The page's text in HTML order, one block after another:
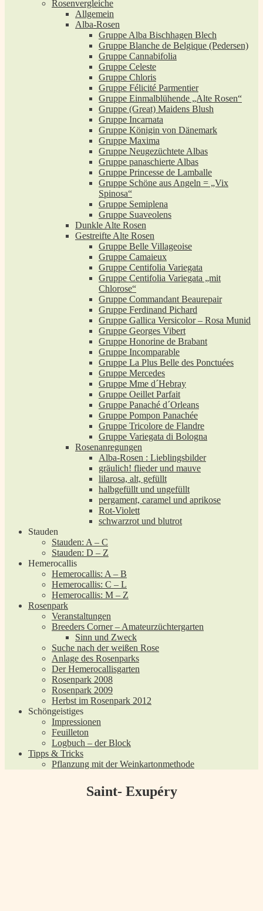
Rosenvergleiche
Allgemein
Alba-Rosen
Gruppe Alba Bischhagen Blech
Gruppe Blanche de Belgique (Pedersen)
Gruppe Cannabifolia
Gruppe Celeste
Gruppe Chloris
Gruppe Félicité Parmentier
Gruppe Einmalblühende „Alte Rosen“
Gruppe (Great) Maidens Blush
Gruppe Incarnata
Gruppe Königin von Dänemark
Gruppe Maxima
Gruppe Neugezüchtete Albas
Gruppe panaschierte Albas
Gruppe Princesse de Lamballe
Gruppe Schöne aus Angeln = „Vix
Spinosa“
Gruppe Semiplena
Gruppe Suaveolens
Dunkle Alte Rosen
Gestreifte Alte Rosen
Gruppe Belle Villageoise
Gruppe Camaieux
Gruppe Centifolia Variegata
Gruppe Centifolia Variegata „mit
Chlorose“
Gruppe Commandant Beaurepair
Gruppe Ferdinand Pichard
Gruppe Gallica Versicolor – Rosa Munid
Gruppe Georges Vibert
Gruppe Honorine de Brabant
Gruppe Incomparable
Gruppe La Plus Belle des Ponctuées
Gruppe Mercedes
Gruppe Mme d´Hebray
Gruppe Oeillet Parfait
Gruppe Panaché d´Orleans
Gruppe Pompon Panachée
Gruppe Tricolore de Flandre
Gruppe Variegata di Bologna
Rosenanregungen
Alba-Rosen : Lieblingsbilder
gräulich! flieder und mauve
lilarosa, alt, gefüllt
halbgefüllt und ungefüllt
pergament, caramel und aprikose
Rot-Violett
schwarzrot und blutrot
Stauden
Stauden: A – C
Stauden: D – Z
Hemerocallis
Hemerocallis: A – B
Hemerocallis: C – L
Hemerocallis: M – Z
Rosenpark
Veranstaltungen
Breeders Corner – Amateurzüchtergarten
Sinn und Zweck
Suche nach der weißen Rose
Anlage des Rosenparks
Der Hemerocallisgarten
Rosenpark 2008
Rosenpark 2009
Herbst im Rosenpark 2012
Schöngeistiges
Impressionen
Feuilleton
Logbuch – der Block
Tipps & Tricks
Pflanzung mit der Weinkartonmethode
Saint- Exupéry